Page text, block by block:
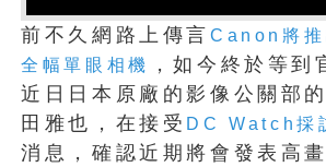
前不久網路上傳言 Canon將
全幅單眼相機
，如今終於等到
近日日本原廠的影像公關部
田雅也，在接受 DC Watch採
消息，確認近期將會發表高